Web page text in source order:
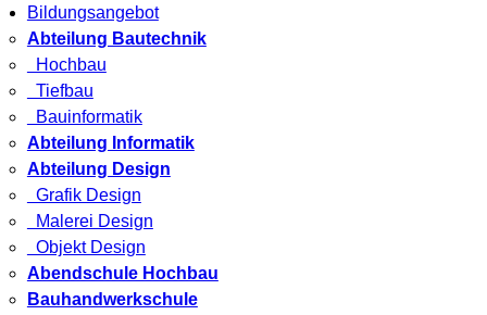
Bildungsangebot
Abteilung Bautechnik
Hochbau
Tiefbau
Bauinformatik
Abteilung Informatik
Abteilung Design
Grafik Design
Malerei Design
Objekt Design
Abendschule Hochbau
Bauhandwerkschule